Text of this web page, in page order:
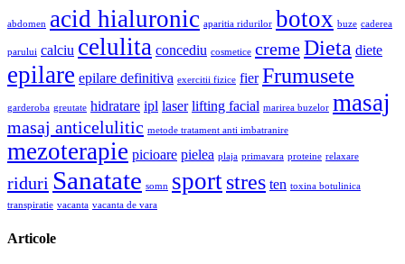
abdomen acid hialuronic aparitia ridurilor botox buze caderea
parului calciu celulita concediu cosmetice cremeDieta diete
epilare epilare definitiva exercitii fizice fier Frumusete
garderoba greutate hidratare ipl laser lifting facial marirea buzelor masaj
masaj anticelulitic metode tratament anti imbatranire
mezoterapie picioare pielea plaja primavara proteine relaxare
riduri Sanatate somn sportstres ten toxina botulinica
transpiratie vacanta vacanta de vara
Articole